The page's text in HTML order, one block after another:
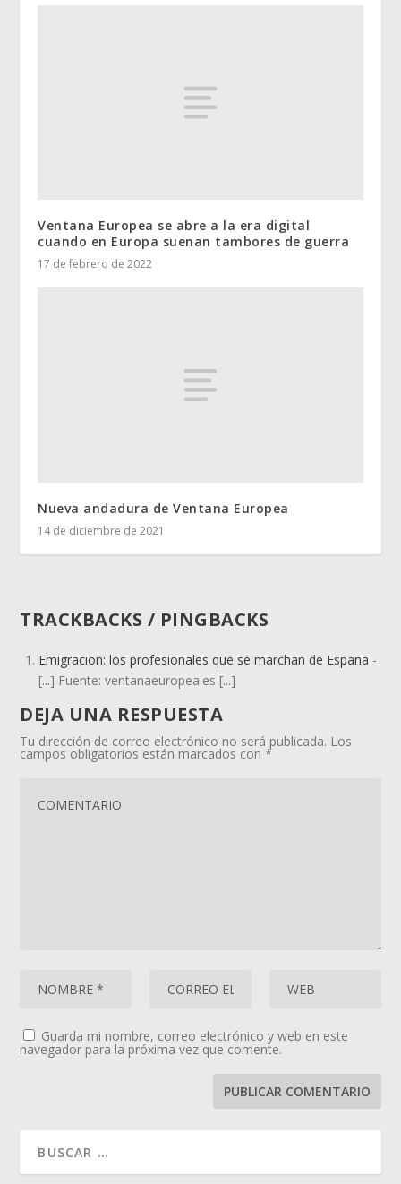
Ventana Europea se abre a la era digital
cuando en Europa suenan tambores de guerra
17 de febrero de 2022
Nueva andadura de Ventana Europea
14 de diciembre de 2021
TRACKBACKS / PINGBACKS
Emigracion: los profesionales que se marchan de Espana -
[...] Fuente: ventanaeuropea.es [...]
DEJA UNA RESPUESTA
Tu dirección de correo electrónico no será publicada. Los
campos obligatorios están marcados con*
Guarda mi nombre, correo electrónico y web en este
navegador para la próxima vez que comente.